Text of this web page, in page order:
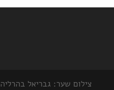
צילום שער: גבריאל בהרליה